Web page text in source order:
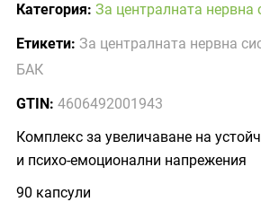
Категория: За централната нервна
Етикети: За централната нервна
БАК
GTIN: 4606492001943
Комплекс за увеличаване на
и психо-емоционални напрежения
90 капсули